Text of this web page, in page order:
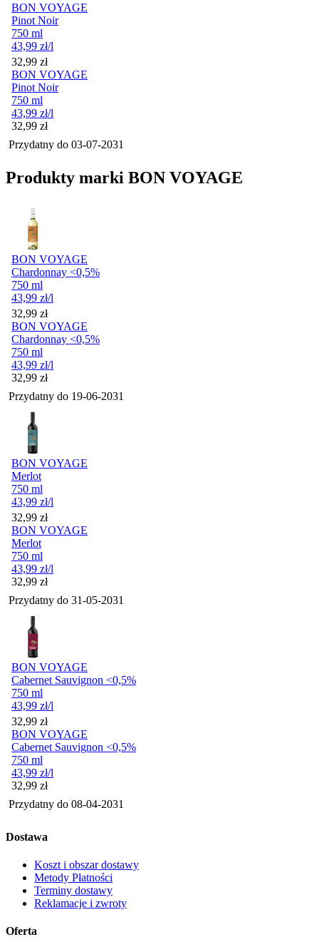
BON VOYAGE
Pinot Noir
750 ml
43,99 zł/l
Cena
32,99 zł
BON VOYAGE
Pinot Noir
750 ml
43,99 zł/l
Cena
32,99 zł
Przydatny do 03-07-2031
Produkty marki BON VOYAGE
BON VOYAGE
Chardonnay <0,5%
750 ml
43,99 zł/l
Cena
32,99 zł
BON VOYAGE
Chardonnay <0,5%
750 ml
43,99 zł/l
Cena
32,99 zł
Przydatny do 19-06-2031
BON VOYAGE
Merlot
750 ml
43,99 zł/l
Cena
32,99 zł
BON VOYAGE
Merlot
750 ml
43,99 zł/l
Cena
32,99 zł
Przydatny do 31-05-2031
BON VOYAGE
Cabernet Sauvignon <0,5%
750 ml
43,99 zł/l
Cena
32,99 zł
BON VOYAGE
Cabernet Sauvignon <0,5%
750 ml
43,99 zł/l
Cena
32,99 zł
Przydatny do 08-04-2031
Dostawa
Koszt i obszar dostawy
Metody Płatności
Terminy dostawy
Reklamacje i zwroty
Oferta